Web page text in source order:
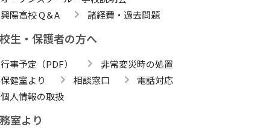
興陽高校 Q＆A
諸経費・過去問題
生・保護者の方へ
行事予定（PDF）
非常変災時の処置
保健室より
相談窓口
電話対応
個人情報の取扱
室より